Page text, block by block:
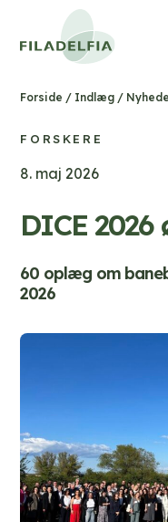
Forside / Indlæg /
FORSKERE
8. maj 2026
DICE
60 oplæg om
2026